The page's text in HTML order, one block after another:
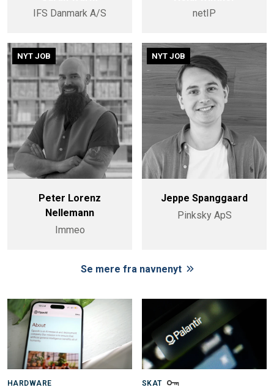
IFS Danmark A/S
netIP
NYT JOB
Peter Lorenz
Nellemann
Immeo
NYT JOB
Jeppe Spanggaard
Pinksky ApS
Se mere fra navnenyt
HARDWARE SKAT